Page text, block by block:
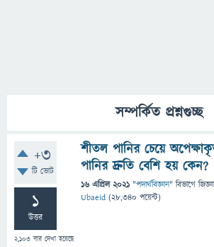
সম্পর্কিত প্রশ্নগুচ্ছ
+3
টি ভোট
1
উত্তর
2,103 বার দেখা হয়েছে
শীতল পানির চেয়ে
পানির দ্রুতি বেশি হয় কেন?
16 এপ্রিল 2021 "পদার্থবিজ্ঞান" বিভাগে
Ubaeid (28,340 পয়েন্ট)